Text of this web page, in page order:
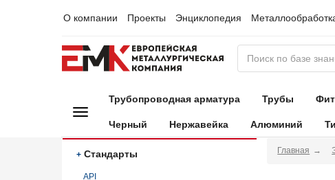
О компании Проекты Энциклопедия
Трубопроводная арматура Трубы
Черный Нержавейка Алюминий
Стандарты
API
Главная